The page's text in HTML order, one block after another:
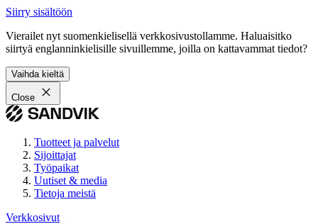
Siirry sisältöön
Vierailet nyt suomenkielisellä verkkosivustollamme. Haluaisitko
siirtyä englanninkielisille sivuillemme, joilla on kattavammat tiedot?
Vaihda kieltä
Close
Tuotteet ja palvelut
Sijoittajat
Työpaikat
Uutiset & media
Tietoja meistä
Verkkosivut